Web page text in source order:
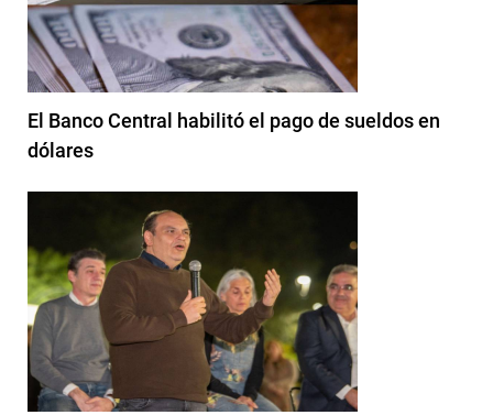
El Banco Central habilitó el pago de sueldos en
dólares